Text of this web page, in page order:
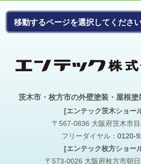
茨木市・枚方市の外壁塗装・屋根塗
[エンテック茨木ショー
〒567-0836 大阪府茨木市
フリーダイヤル： 0120-
[エンテック枚方ショー
〒573-0026 大阪府枚方市朝